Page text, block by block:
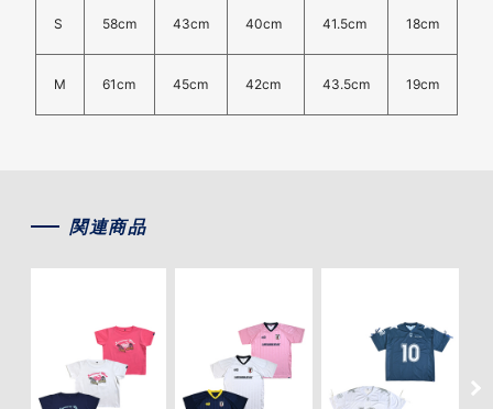
S 58cm 43cm 40cm 41.5cm 18cm
M 61cm 45cm 42cm 43.5cm 19cm
関連商品